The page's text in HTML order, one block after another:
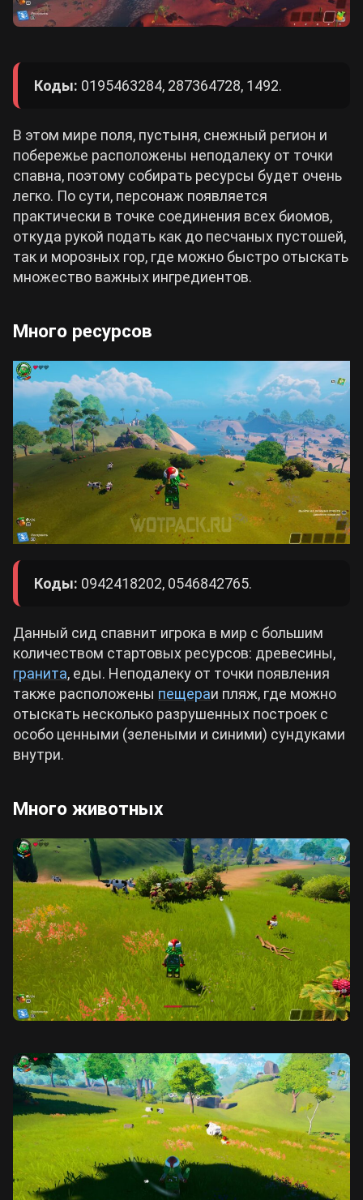
Коды: 0195463284, 287364728, 1492.
В этом мире поля, пустыня, снежный регион и
побережье расположены неподалеку от точки
спавна, поэтому собирать ресурсы будет очень
легко. По сути, персонаж появляется
практически в точке соединения всех биомов,
откуда рукой подать как до песчаных пустошей,
так и морозных гор, где можно быстро отыскать
множество важных ингредиентов.
Много ресурсов
Коды: 0942418202, 0546842765.
Данный сид спавнит игрока в мир с большим
количеством стартовых ресурсов: древесины,
гранита, еды. Неподалеку от точки появления
также расположены пещераи пляж, где можно
отыскать несколько разрушенных построек с
особо ценными (зелеными и синими) сундуками
внутри.
Много животных